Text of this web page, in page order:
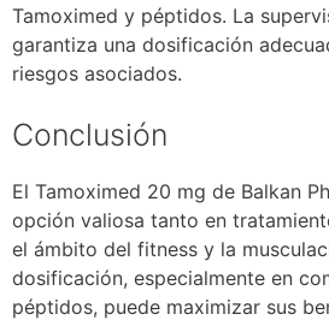
Tamoximed y péptidos. La
garantiza una dosificación
riesgos asociados.
Conclusión
El Tamoximed 20 mg de Balkan
opción valiosa tanto en
el ámbito del fitness y la
dosificación, especialmente en
péptidos, puede maximizar sus